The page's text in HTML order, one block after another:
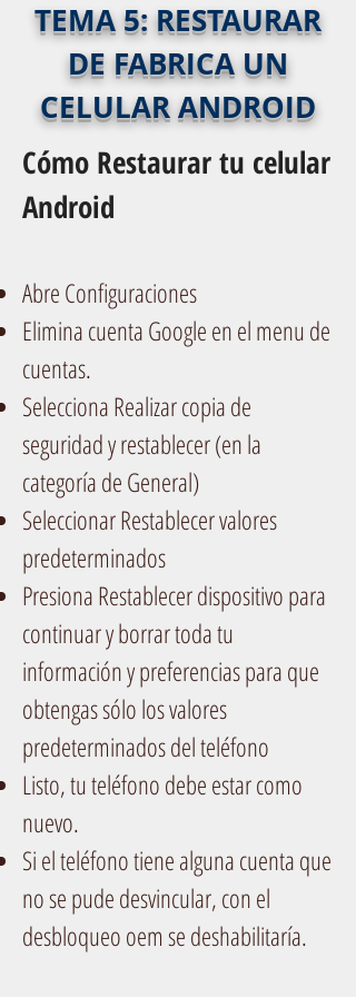
TEMA 5: RESTAURAR
DE FABRICA UN
CELULAR ANDROID
Cómo Restaurar tu celular
Android
Abre Configuraciones
Elimina cuenta Google en el menu de
cuentas.
Selecciona Realizar copia de
seguridad y restablecer (en la
categoría de General)
Seleccionar Restablecer valores
predeterminados
Presiona Restablecer dispositivo para
continuar y borrar toda tu
información y preferencias para que
obtengas sólo los valores
predeterminados del teléfono
Listo, tu teléfono debe estar como
nuevo.
Si el teléfono tiene alguna cuenta que
no se pude desvincular, con el
desbloqueo oem se deshabilitaría.